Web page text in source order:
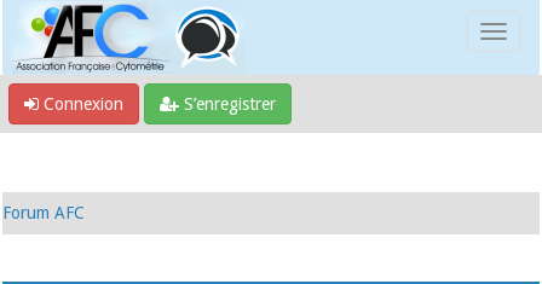
Connexion S’enregistrer
Forum AFC